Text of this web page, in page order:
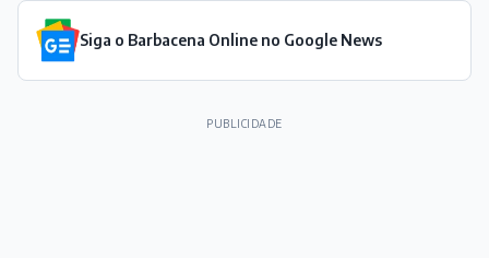
Siga o Barbacena Online no Google News
PUBLICIDADE